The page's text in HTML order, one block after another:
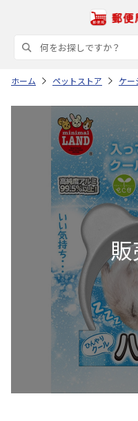
ホーム ペットストア ケー